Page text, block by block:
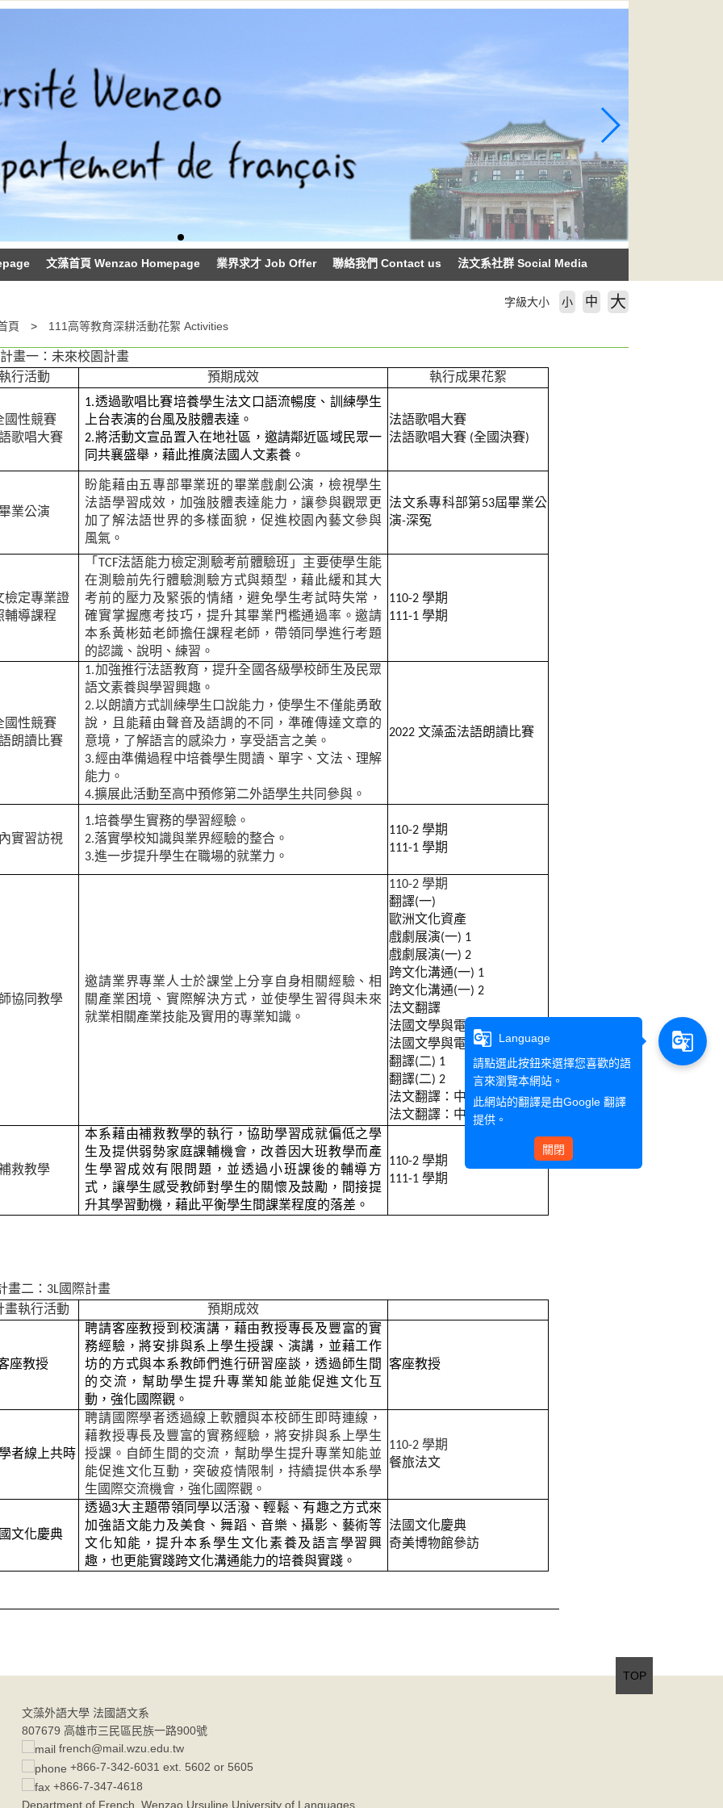
文藻首頁 Wenzao Homepage 業界求才 Job Offer 聯絡我們 Contact us 法文系社群 Social Media
頁 111高等教育深耕活動花絮 Activities
字級大小 小 中 大
畫一：未來校園計畫
行活動
預期成效 執行成果花絮
國性競賽
歌唱大賽
1.透過歌唱比賽培養學生法文口語流暢度、訓練學生
上台表演的台風及肢體表達。
2.將活動文宣品置入在地社區，邀請鄰近區域民眾一
同共襄盛舉，藉此推廣法國人文素養。
法語歌唱大賽
法語歌唱大賽 (全國決賽)
業公演
盼能藉由五專部畢業班的畢業戲劇公演，檢視學生
法語學習成效，加強肢體表達能力，讓參與觀眾更
加了解法語世界的多樣面貌，促進校園內藝文參與
風氣。
法文系專科部第53屆畢業公
演-深冤
檢定專業證
輔導課程
「TCF法語能力檢定測驗考前體驗班」主要使學生能
在測驗前先行體驗測驗方式與類型，藉此緩和其大
考前的壓力及緊張的情緒，避免學生考試時失常，
確實掌握應考技巧，提升其畢業門檻通過率。邀請
本系黃彬茹老師擔任課程老師，帶領同學進行考題
的認識、說明、練習。
110-2學期
111-1 學期
國性競賽
朗讀比賽
1.加強推行法語教育，提升全國各級學校師生及民眾
語文素養與學習興趣。
2.以朗讀方式訓練學生口說能力，使學生不僅能勇敢
說，且能藉由聲音及語調的不同，準確傳達文章的
意境，了解語言的感染力，享受語言之美。
3.經由準備過程中培養學生閱讀、單字、文法、理解
能力。
4.擴展此活動至高中預修第二外語學生共同參與。
2022 文藻盃法語朗讀比賽
實習訪視
1.培養學生實務的學習經驗。
2.落實學校知識與業界經驗的整合。
3.進一步提升學生在職場的就業力。
110-2學期
111-1 學期
協同教學
邀請業界專業人士於課堂上分享自身相關經驗、相
關產業困境、實際解決方式，並使學生習得與未來
就業相關產業技能及實用的專業知識。
110-2學期
翻譯(一)
歐洲文化資產
戲劇展演(一) 1
戲劇展演(一) 2
跨文化溝通(一) 1
跨文化溝通(一) 2
法文翻譯
法國文學與電影1
法國文學與電影2
翻譯(二) 1
翻譯(二) 2
法文翻譯：中譯法 1
法文翻譯：中譯法 2
救教學
本系藉由補救教學的執行，協助學習成就偏低之學
生及提供弱勢家庭課輔機會，改善因大班教學而產
生學習成效有限問題，並透過小班課後的輔導方
式，讓學生感受教師對學生的關懷及鼓勵，間接提
升其學習動機，藉此平衡學生間課業程度的落差。
110-2學期
111-1 學期
畫二：3L國際計畫
畫執行活動
預期成效
座教授
聘請客座教授到校演講，藉由教授專長及豐富的實
務經驗，將安排與系上學生授課、演講，並藉工作
坊的方式與本系教師們進行研習座談，透過師生間
的交流，幫助學生提升專業知能並能促進文化互
動，強化國際觀。
客座教授
者線上共時
聘請國際學者透過線上軟體與本校師生即時連線，
藉教授專長及豐富的實務經驗，將安排與系上學生
授課。自師生間的交流，幫助學生提升專業知能並
能促進文化互動，突破疫情限制，持續提供本系學
生國際交流機會，強化國際觀。
110-2學期
餐旅法文
文化慶典
透過3大主題帶領同學以活潑、輕鬆、有趣之方式來
加強語文能力及美食、舞蹈、音樂、攝影、藝術等
文化知能，提升本系學生文化素養及語言學習興
趣，也更能實踐跨文化溝通能力的培養與實踐。
法國文化慶典
奇美博物館參訪
文藻外語大學 法國語文系
807679 高雄市三民區民族一路900號
french@mail.wzu.edu.tw
+866-7-342-6031 ext. 5602 or 5605
+866-7-347-4618
Department of French, Wenzao Ursuline University of Languages
TOP
g_translate
Language
請點選此按鈕來選擇您喜歡的語
言來瀏覽本網站。
此網站的翻譯是由Google 翻譯
提供。
關閉
g_translate